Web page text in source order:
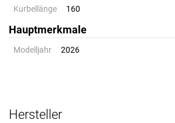
Kurbellänge
160
Hauptmerkmale
Modelljahr 2026
Hersteller